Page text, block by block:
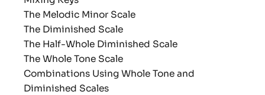
The Melodic Minor Scale
The Diminished Scale
The Half-Whole Diminished Scale
The Whole Tone Scale
Combinations Using Whole Tone and
Diminished Scales